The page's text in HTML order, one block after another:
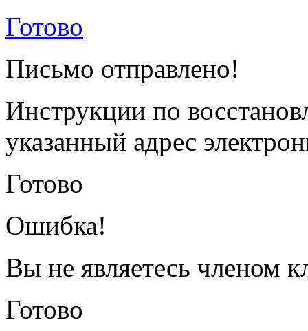
Готово
Письмо отправлено!
Инструкции по
указанный адрес
Готово
Ошибка!
Вы не являетесь членом
Готово